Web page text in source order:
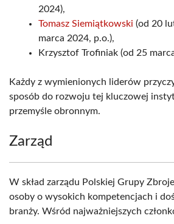
2024),
Tomasz Siemiątkowski (od 20
marca 2024, p.o.),
Krzysztof Trofiniak (od 25
Każdy z wymienionych liderów
sposób do rozwoju tej kluczowej
przemyśle obronnym.
Zarząd
W skład zarządu Polskiej Grupy
osoby o wysokich kompetencjach i
branży. Wśród najważniejszych